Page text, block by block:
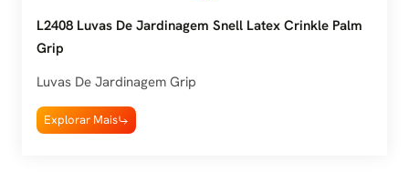
L2408 Luvas De Jardinagem Snell Latex Crinkle Palm
Grip
Luvas De Jardinagem Grip
Explorar Mais